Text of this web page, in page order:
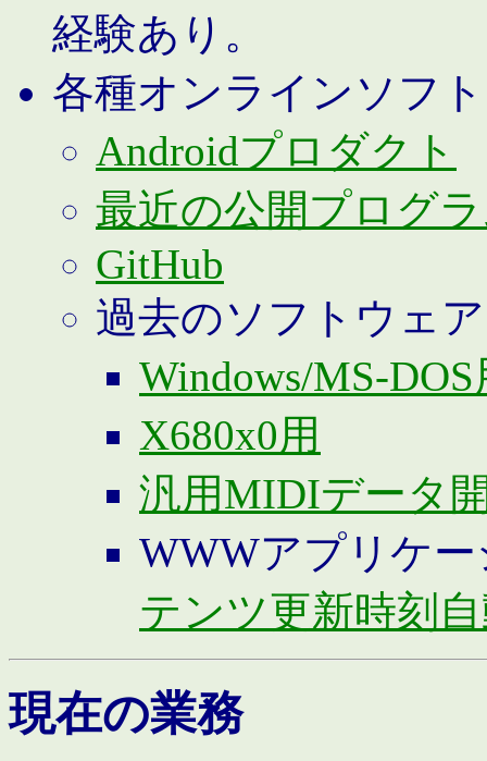
経験あり。
各種オンラインソフ
Androidプロダクト
最近の公開プログ
GitHub
過去のソフトウェア
Windows/MS-DOS
X680x0用
汎用MIDIデータ
WWWアプリケ
テンツ更新時刻
現在の業務